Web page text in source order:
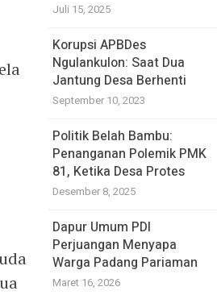
Juli 15, 2025
Korupsi APBDes
Ngulankulon: Saat Dua
Jantung Desa Berhenti
September 10, 2023
Politik Belah Bambu:
Penanganan Polemik PMK
81, Ketika Desa Protes
Desember 8, 2025
Dapur Umum PDI
Perjuangan Menyapa
Warga Padang Pariaman
Maret 16, 2026